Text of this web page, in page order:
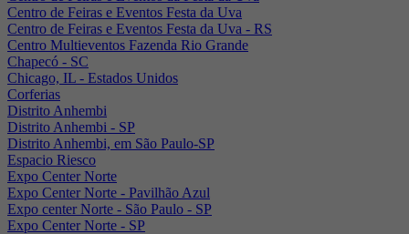
Centro de Feiras e Eventos Festa da Uva
Centro de Feiras e Eventos Festa da Uva - RS
Centro Multieventos Fazenda Rio Grande
Chapecó - SC
Chicago, IL - Estados Unidos
Corferias
Distrito Anhembi
Distrito Anhembi - SP
Distrito Anhembi, em São Paulo-SP
Espacio Riesco
Expo Center Norte
Expo Center Norte - Pavilhão Azul
Expo center Norte - São Paulo - SP
Expo Center Norte - SP